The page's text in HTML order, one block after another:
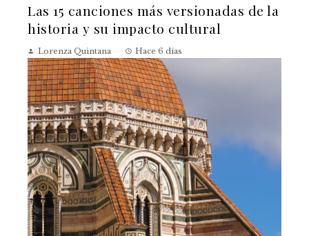
Las 15 canciones más versionadas de la
historia y su impacto cultural
Lorenza Quintana Hace 6 días